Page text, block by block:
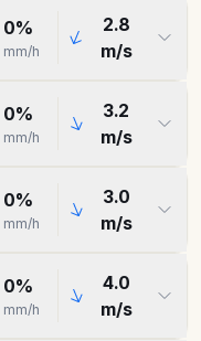
0%
mm/h
2.8
m/s
0%
mm/h
3.2
m/s
0%
mm/h
3.0
m/s
0%
mm/h
4.0
m/s